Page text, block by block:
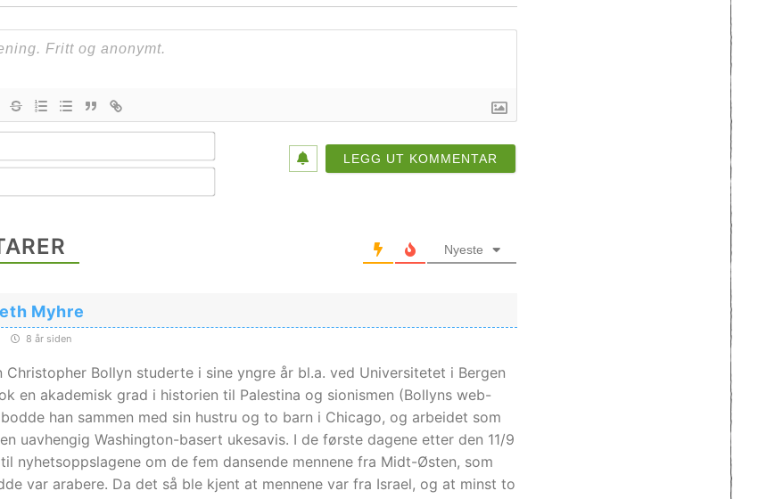
post*
Nyeste
Myhre
8 år siden
Christopher Bollyn studerte i sine yngre år bl.a. ved Universitetet i Bergen
en akademisk grad i historien til Palestina og sionismen (Bollyns web-
han sammen med sin hustru og to barn i Chicago, og arbeidet som
uavhengig Washington-basert ukesavis. I de første dagene etter den 11/9
nyhetsoppslagene om de fem dansende mennene fra Midt-Østen, som
var arabere. Da det så ble kjent at mennene var fra Israel, og at minst to